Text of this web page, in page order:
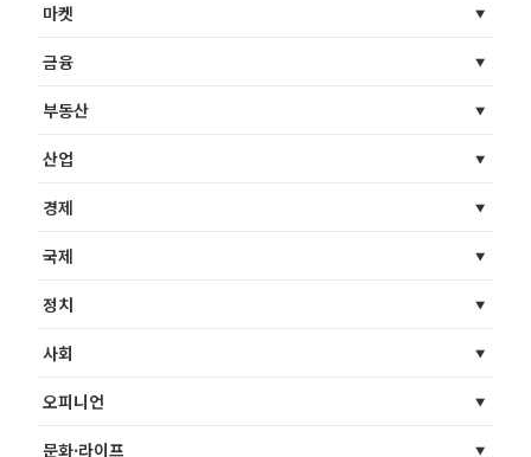
마켓
금융
부동산
산업
경제
국제
정치
사회
오피니언
문화·라이프